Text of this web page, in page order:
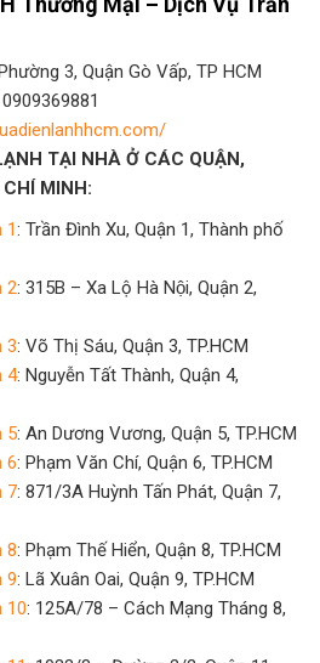
3, Quận Gò Vấp, TP HCM
TẠI NHÀ Ở CÁC QUẬN,
MINH:
1: Trần Đình Xu, Quận 1, Thành phố
2: 315B – Xa Lộ Hà Nội, Quận 2,
3: Võ Thị Sáu, Quận 3, TP.HCM
4: Nguyễn Tất Thành, Quận 4,
5: An Dương Vương, Quận 5, TP.HCM
6: Phạm Văn Chí, Quận 6, TP.HCM
7: 871/3A Huỳnh Tấn Phát, Quận 7,
8: Phạm Thế Hiển, Quận 8, TP.HCM
9: Lã Xuân Oai, Quận 9, TP.HCM
10: 125A/78 – Cách Mạng Tháng 8,